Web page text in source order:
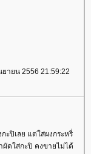
ยายน 2556 21:59:22
ะปิเลย แต่ใส่ผงกระหรี่
ดใส่กะปิ คงขายไม่ได้